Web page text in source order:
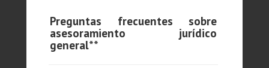
Preguntas frecuentes sobre
asesoramiento jurídico
general**